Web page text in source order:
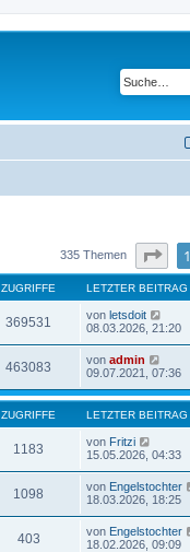
335 Themen Seite1
ZUGRIFFE LETZTER BEITRAG
369531 von letsdoit
08.03.2026, 21:20
463083 von admin
09.07.2021, 07:36
ZUGRIFFE LETZTER BEITRAG
1183 von Fritzi
15.05.2026, 04:33
1098 von Engelstochter
18.03.2026, 18:25
403 von Engelstochter
18.02.2026, 09:09